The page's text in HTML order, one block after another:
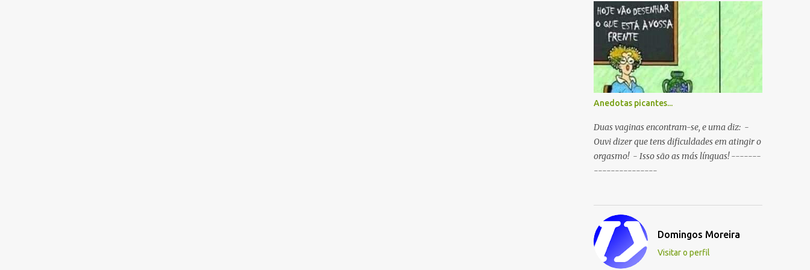
boca ao mesmo tempo. P: O que é que
resulta do cruzamento entre um
Sportinguista e um porco? R: Presunto
rançoso. P: Porque é que o Sporting vai
passar a ser patrocinado pela BP R: Porque a
BP dá...
Anedotas picantes...
Duas vaginas encontram-se, e uma diz: -
Ouvi dizer que tens dificuldades em atingir o
orgasmo! - Isso são as más línguas! -------
---------------
Domingos Moreira
Visitar o perfil